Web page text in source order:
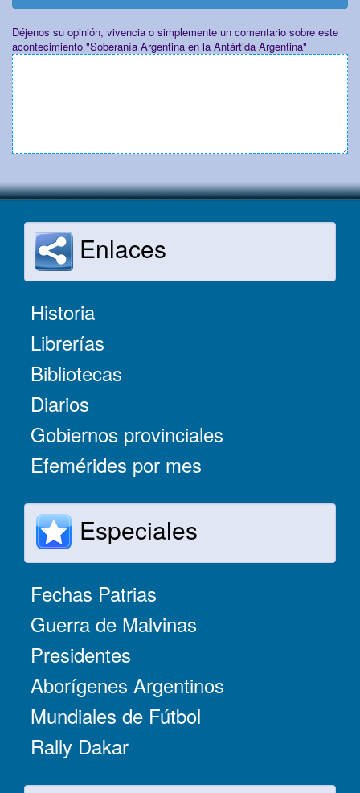
Déjenos su opinión, vivencia o simplemente un comentario sobre este
acontecimiento "Soberanía Argentina en la Antártida Argentina"
Enlaces
Historia
Librerías
Bibliotecas
Diarios
Gobiernos provinciales
Efemérides por mes
Especiales
Fechas Patrias
Guerra de Malvinas
Presidentes
Aborígenes Argentinos
Mundiales de Fútbol
Rally Dakar